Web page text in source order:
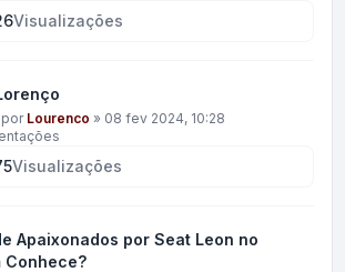
Visualizações
porLourenco » 08 fev 2024, 10:28
Visualizações
Apaixonados por Seat Leon no
Conhece?